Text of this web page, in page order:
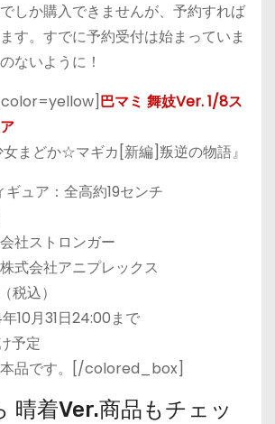
しか購入できませんが、予約すれば
す。すでに予約受付は始まっていま
ないように！
巴マミ 舞妓Ver. 1/8ス
女まどか☆マギカ[新編]叛逆の物語』
ュア：全高約19センチ
社ストロンガー
式会社アニプレックス
税込）
10月31日24:00まで
予定
品です。[/colored_box]
晴着Ver.商品もチェッ